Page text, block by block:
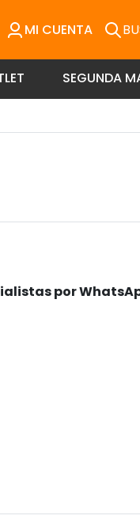
MI CUENTA
SEGUNDA
por